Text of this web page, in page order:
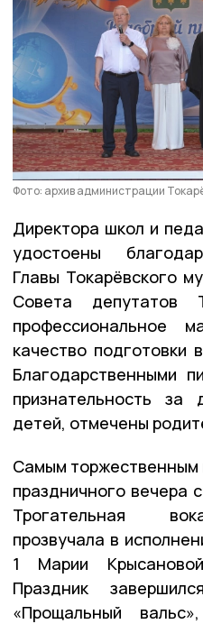
Фото: архив администрации
Директора школ и
удостоены
Главы Токарёвского
Совета депутатов
профессиональное
качество подготовки
Благодарственными
признательность за
детей, отмечены
Самым
праздничного вечера
Трогательная
прозвучала в
1 Марии
Праздник
«Прощальный